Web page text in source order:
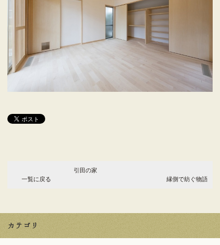
引田の家
縁側で紡ぐ物語
一覧に戻る
カテゴリ